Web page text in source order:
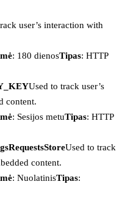
user’s interaction with
: 180 dienosTipas: HTTP
Used to track user’s
content.
: Sesijos metuTipas: HTTP
Used to track
content.
: NuolatinisTipas: